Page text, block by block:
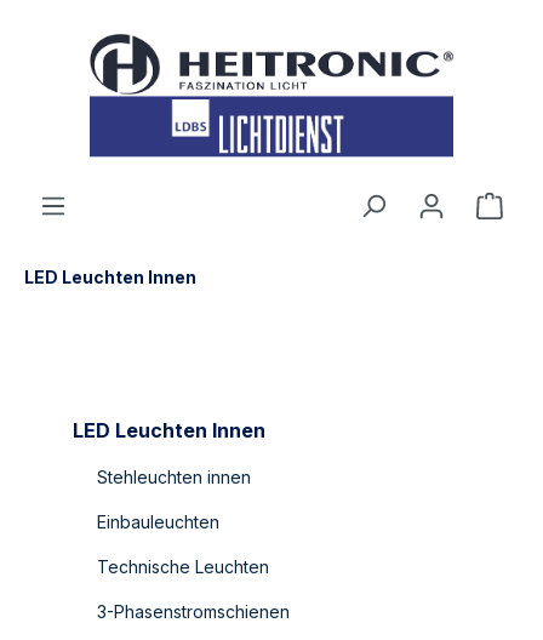
LED Leuchten Innen
LED Leuchten Innen
Stehleuchten innen
Einbauleuchten
Technische Leuchten
3-Phasenstromschienen